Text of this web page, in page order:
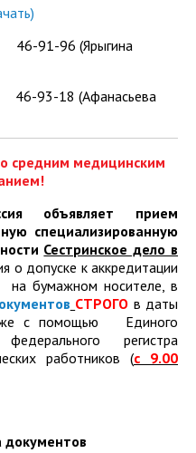
договора о целевом
программе среднего
по специальности
9 классов)
договора о целевом
программе среднего
11 классов)
программе среднего
по специальности
9 классов)
договора о целевом
программе среднего
по специальности
(база 9
договора о целевом
9 классов)
91-96 (Ярыгина
18 (Афанасьева
средним медицинским
объявляет прием
специализированную
Сестринское дело в
о допуске к аккредитации
на бумажном носителе, в
СТРОГО в даты
же с помощью Единого
регистра
работников (с 9.00
документов